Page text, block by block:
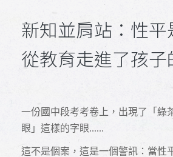
新知並肩站：性平
從教育走進了孩子
一份國中段考考卷上，出現了「綠
眼」這樣的字眼......
這不是個案，這是一個警訊：當性